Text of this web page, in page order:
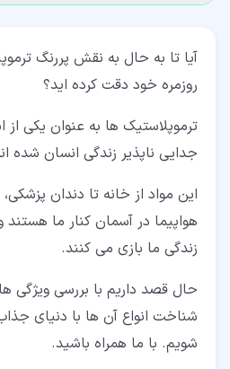
۲‏- ‎‎2 ویژگی های ترموپلاستیک ها
۳‏-‏۴‏- پلی پروپیلن
۳‏-‏۵‏- پلی استایرن
۳‏-‏۶‏- پلی وینیل کلراید
۳‏-‏۷‏- تفلون
آیا تا به حال به نقش پررنگ
روزمره خود دقت کرده اید؟
ترموپلاستیک ها به عنوان یکی از
جدایی ناپذیر زندگی انسان شده
این مواد از خانه تا دندان
هواپیما در آسمان کنار ما
زندگی ما بازی می کنند.
حال قصد داریم با بررسی ویژگی
شناخت انواع آن ها با دنیای
شویم. با ما همراه باشید.